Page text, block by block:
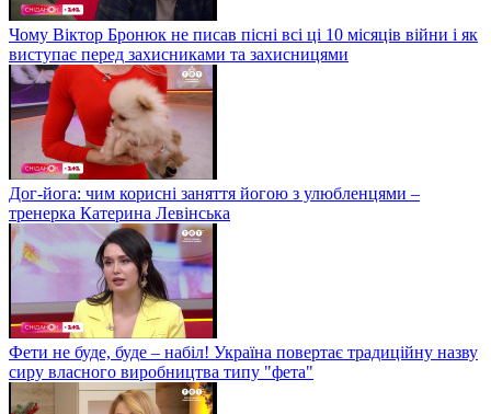
Чому Віктор Бронюк не писав пісні всі ці 10 місяців війни і як
виступає перед захисниками та захисницями
Дог-йога: чим корисні заняття йогою з улюбленцями –
тренерка Катерина Левінська
Фети не буде, буде – набіл! Україна повертає традиційну назву
сиру власного виробництва типу "фета"